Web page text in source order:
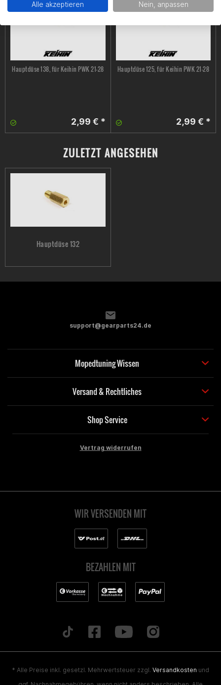
Hauptdüse 138, für Keihin PWK 21-28
2,99 € *
Hauptdüse 125, für Keihin PWK 21-28
2,99 € *
ZULETZT ANGESEHEN
Hauptdüse 132
support@gearparts24.de
Mopedtuning Wissen
Versand & Rechtliches
Shop Service
Vertrag widerrufen
WIR VERSENDEN MIT
BEZAHLEN MIT
* Alle Preise inkl. gesetzl. Mehrwertsteuer zzgl. Versandkosten und
Alle akzeptieren Nein, anpassen